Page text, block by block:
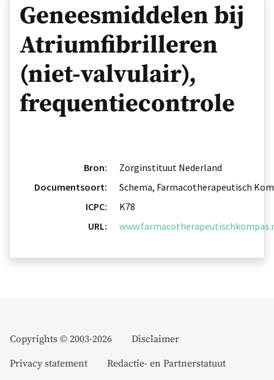
Geneesmiddelen bij
Atriumfibrilleren
(niet-valvulair),
frequentiecontrole
Bron:
Zorginstituut Nederland
Documentsoort:
Schema, Farmacotherapeutisch
ICPC:
K78
URL:
Copyrights © 2003-2026
Disclaimer
Privacy statement
Redactie- en Partnerstatuut